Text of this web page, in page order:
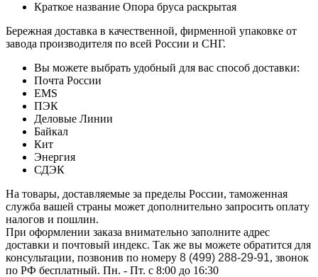
Краткое название Опора бруса раскрытая
Бережная доставка в качественной, фирменной упаковке от
завода производителя по всей России и СНГ.
Вы можете выбрать удобный для вас способ доставки:
Почта России
EMS
ПЭК
Деловые Линии
Байкал
Кит
Энергия
СДЭК
На товары, доставляемые за пределы России, таможенная
служба вашей страны может дополнительно запросить оплату
налогов и пошлин.
При оформлении заказа внимательно заполните адрес
доставки и почтовый индекс. Так же вы можете обратится для
консультации, позвонив по номеру 8 (499) 288-29-91, звонок
по РФ бесплатный. Пн. - Пт. с 8:00 до 16:30